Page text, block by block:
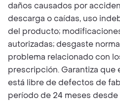
daños causados por
descarga o caídas, uso
del producto;
autorizadas; desgaste
problema relacionado con
prescripción. Garantiza
está libre de defectos de
período de 24 meses desde